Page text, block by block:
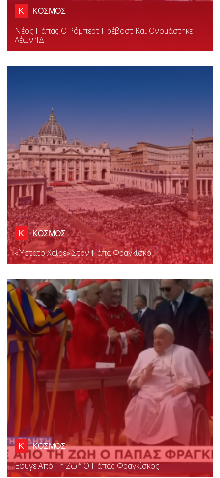
Κ ΚΟΣΜΟΣ
Νέος Πάπας Ο Ρόμπερτ Πρέβοστ Και Ονομάστηκε
Λέων ‘ΙΔ
Κ ΚΟΣΜΟΣ
«Ύστατο Χαίρε» Στον Πάπα Φραγκίσκο
Κ ΚΟΣΜΟΣ
Έφυγε Από Τη Ζωή Ο Πάπας Φραγκίσκος